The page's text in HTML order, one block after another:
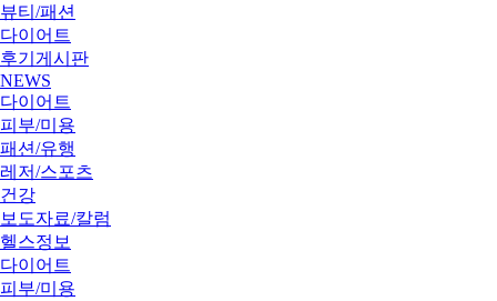
뷰티/패션
다이어트
후기게시판
NEWS
다이어트
피부/미용
패션/유행
레저/스포츠
건강
보도자료/칼럼
헬스정보
다이어트
피부/미용